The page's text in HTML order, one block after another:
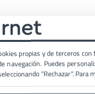
cual utilizaba direcciones
de las necesidades
traspasó las
propias y de terceros
navegación. Puedes
"Rechazar".